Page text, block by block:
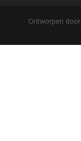
Ontworpen door